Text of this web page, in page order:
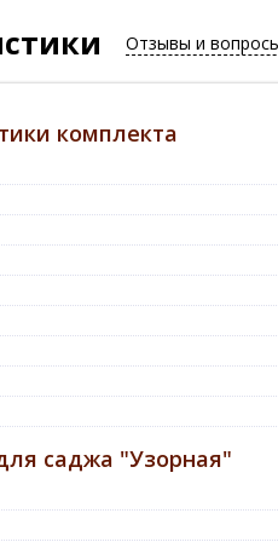
Отзывы и
комплекта
саджа "Узорная"